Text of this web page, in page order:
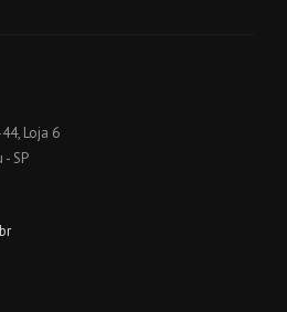
Loja 6
- SP